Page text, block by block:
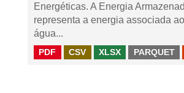
Energéticas. A Energia
representa a energia associada
água...
PDF CSV XLSX PARQUET